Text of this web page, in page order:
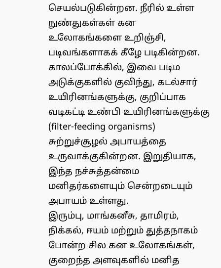
செயல்படுகின்றன. நீரில் உள்ள
நுண்துகள்கள் கன
உலோகங்களை உறிஞ்சி,
படிவங்களாகக் கீழே படிகின்றன.
காலப்போக்கில், இவை படிம
அடுக்குகளில் குவிந்து, கடல்சார்
உயிரினங்களுக்கு, குறிப்பாக
வடிகட்டி உண்பி உயிரினங்களுக்கு
(filter-feeding organisms)
சுற்றுச்சூழல் அபாயத்தை
உருவாக்குகின்றன. இறுதியாக,
இந்த நச்சுத்தன்மை
மனிதர்களையும் சென்றடையும்
அபாயம் உள்ளது.
இரும்பு, மாங்கனீசு, தாமிரம்,
நிக்கல், ஈயம் மற்றும் துத்தநாகம்
போன்ற சில கன உலோகங்கள்,
குறைந்த அளவுகளில் மனித